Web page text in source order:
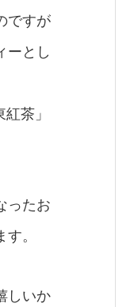
ですが
ーとし
茶」
ったお
。
しいか